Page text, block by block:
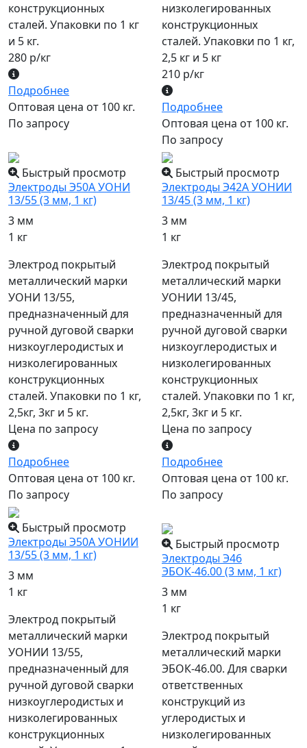
конструкционных
сталей. Упаковки по 1 кг
и 5 кг.
280 р/кг
Подробнее
Оптовая цена от 100 кг.
По запросу
низколегированных
конструкционных
сталей. Упаковки по 1 кг,
2,5 кг и 5 кг
210 р/кг
Подробнее
Оптовая цена от 100 кг.
По запросу
Быстрый просмотр
Электроды Э50А УОНИ
13/55 (3 мм, 1 кг)
3 мм
1 кг
Электрод покрытый
металлический марки
УОНИ 13/55,
предназначенный для
ручной дуговой сварки
низкоуглеродистых и
низколегированных
конструкционных
сталей. Упаковки по 1 кг,
2,5кг, 3кг и 5 кг.
Цена по запросу
Подробнее
Оптовая цена от 100 кг.
По запросу
Быстрый просмотр
Электроды Э42А УОНИИ
13/45 (3 мм, 1 кг)
3 мм
1 кг
Электрод покрытый
металлический марки
УОНИИ 13/45,
предназначенный для
ручной дуговой сварки
низкоуглеродистых и
низколегированных
конструкционных
сталей. Упаковки по 1 кг,
2,5кг, 3кг и 5 кг.
Цена по запросу
Подробнее
Оптовая цена от 100 кг.
По запросу
Быстрый просмотр
Электроды Э50А УОНИИ
13/55 (3 мм, 1 кг)
3 мм
1 кг
Электрод покрытый
металлический марки
УОНИИ 13/55,
предназначенный для
ручной дуговой сварки
низкоуглеродистых и
низколегированных
конструкционных
Быстрый просмотр
Электроды Э46
ЭБОК-46.00 (3 мм, 1 кг)
3 мм
1 кг
Электрод покрытый
металлический марки
ЭБОК-46.00. Для сварки
ответственных
конструкций из
углеродистых и
низколегированных